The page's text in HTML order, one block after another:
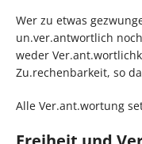
Wer zu etwas
un.ver.antwortlich
weder
Zu.rechenbarkeit, so
Alle Ver.ant.wortung